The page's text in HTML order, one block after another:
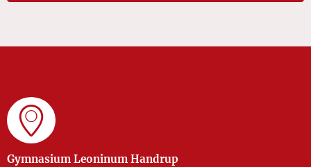
Gymnasium Leoninum Handrup